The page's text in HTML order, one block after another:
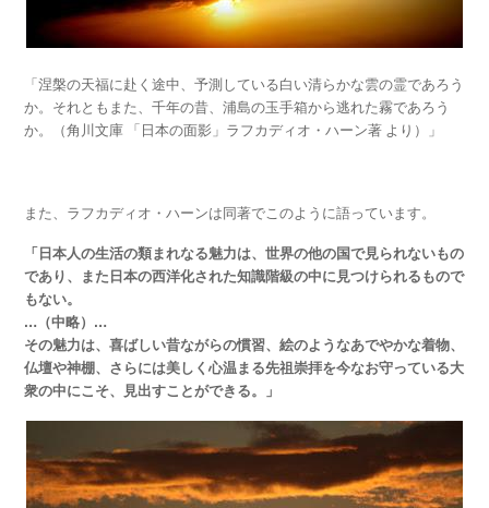
「涅槃の天福に赴く途中、予測している白い清らかな雲の霊であろう
か。それともまた、千年の昔、浦島の玉手箱から逃れた霧であろう
か。（角川文庫 「日本の面影」ラフカディオ・ハーン著 より）」
また、ラフカディオ・ハーンは同著でこのように語っています。
「日本人の生活の類まれなる魅力は、世界の他の国で見られないもの
であり、また日本の西洋化された知識階級の中に見つけられるもので
もない。
…（中略）…
その魅力は、喜ばしい昔ながらの慣習、絵のようなあでやかな着物、
仏壇や神棚、さらには美しく心温まる先祖崇拝を今なお守っている大
衆の中にこそ、見出すことができる。」